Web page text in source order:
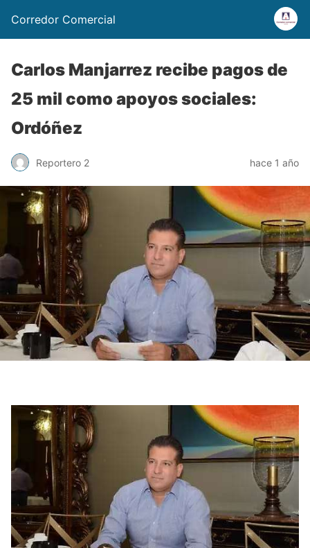
Corredor Comercial
Carlos Manjarrez recibe pagos de
25 mil como apoyos sociales:
Ordóñez
Reportero 2 hace 1 año